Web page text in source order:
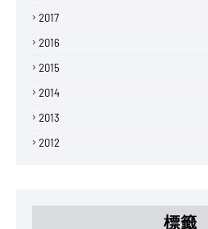
2017
2016
2015
2014
2013
2012
標籤